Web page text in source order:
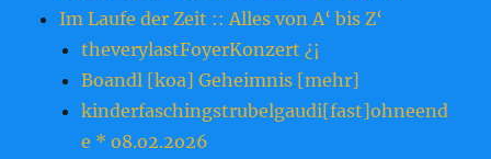
Im Laufe der Zeit :: Alles von A‘ bis Z‘
theverylastFoyerKonzert ¿¡
Boandl [koa] Geheimnis [mehr]
kinderfaschingstrubelgaudi[fast]ohneend
e * o8.o2.2o26